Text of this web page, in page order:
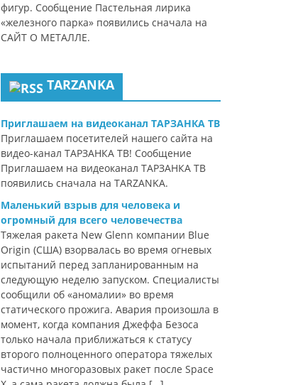
фигур. Сообщение Пастельная лирика
«железного парка» появились сначала на
САЙТ О МЕТАЛЛЕ.
TARZANKA
Приглашаем на видеоканал ТАРЗАНКА ТВ
Приглашаем посетителей нашего сайта на
видео-канал ТАРЗАНКА ТВ! Сообщение
Приглашаем на видеоканал ТАРЗАНКА ТВ
появились сначала на TARZANKA.
Маленький взрыв для человека и
огромный для всего человечества
Тяжелая ракета New Glenn компании Blue
Origin (США) взорвалась во время огневых
испытаний перед запланированным на
следующую неделю запуском. Специалисты
сообщили об «аномалии» во время
статического прожига. Авария произошла в
момент, когда компания Джеффа Безоса
только начала приближаться к статусу
второго полноценного оператора тяжелых
частично многоразовых ракет после Space